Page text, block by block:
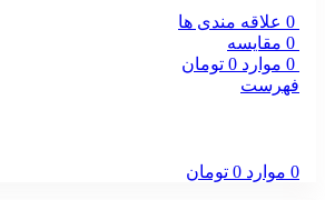
0 علاقه مندی ها
0 مقایسه
0 موارد 0 تومان
فهرست
0 موارد 0 تومان